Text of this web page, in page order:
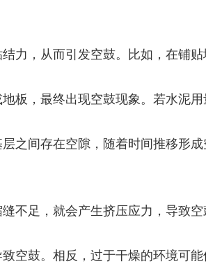
力，从而引发空鼓。比如，在铺贴
板，最终出现空鼓现象。若水泥用
之间存在空隙，随着时间推移形
不足，就会产生挤压应力，导致空
空鼓。相反，过于干燥的环境可能